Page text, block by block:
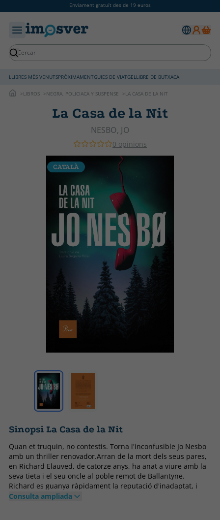
Enviament gratuït des de 19 euros
LLIBRES MÉS VENUTSPRÒXIMAMENTGUIES DE VIATGELLIBRE DE BUTXACA
LIBROS NEGRA, POLICIACA Y SUSPENSE LA CASA DE LA NIT
La Casa de la Nit
NESBO, JO
0 opinions
CATALÀ
Sinopsi La Casa de la Nit
Quan et truquin, no contestis. Torna l'inconfusible Jo Nesbo
amb un thriller renovador.Arran de la mort dels seus pares,
en Richard Elauved, de catorze anys, ha anat a viure amb la
seva tieta i el seu oncle al poble remot de Ballantyne.
Richard es guanya ràpidament la reputació d'inadaptat, i
quan un company de classe anomenat Tom desapareix,
Consulta ampliada